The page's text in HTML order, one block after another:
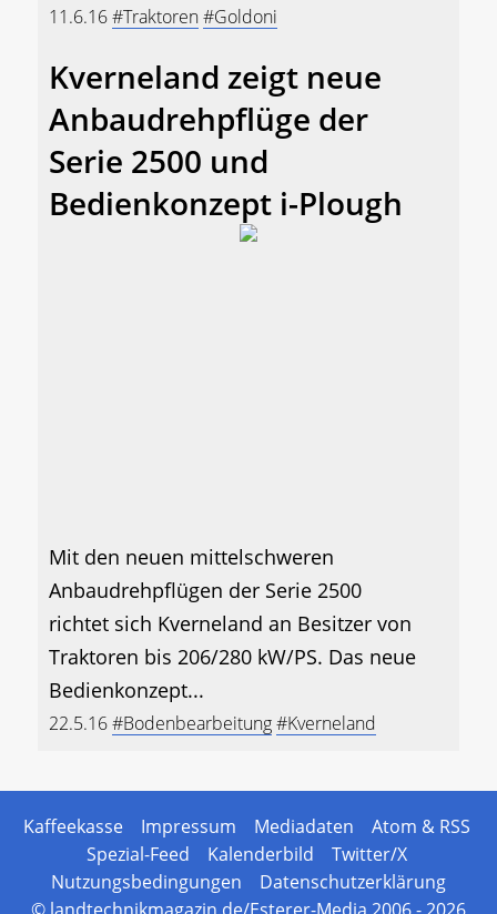
11.6.16#Traktoren#Goldoni
Kverneland zeigt neue
Anbaudrehpflüge der
Serie 2500 und
Bedienkonzept i-Plough
Mit den neuen mittelschweren
Anbaudrehpflügen der Serie 2500
richtet sich Kverneland an Besitzer von
Traktoren bis 206/280 kW/PS. Das neue
Bedienkonzept...
22.5.16#Bodenbearbeitung#Kverneland
Kaffeekasse Impressum Mediadaten
Atom & RSS
Spezial-Feed
Kalenderbild
Twitter/X
Nutzungsbedingungen
Datenschutzerklärung